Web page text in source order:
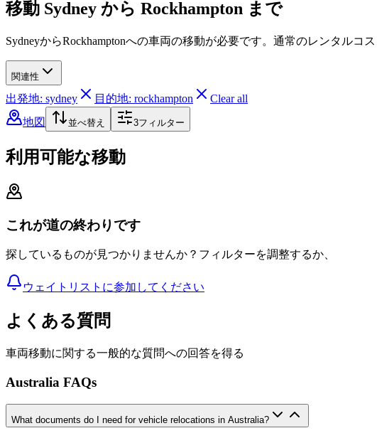
移動 Sydney から Rockhampton まで
SydneyからRockhamptonへの車両の移動が必要です。通常のレンタルコ
関連性
出発地: sydney 目的地: rockhampton
Clear all
地図
並べ替え 3フィルター
利用可能な移動
これが道の終わりです
探しているものが見つかりませんか？フィルターを調整するか、
ウェイトリストに参加してください
よくある質問
車両移動に関する一般的な質問への回答を得る
Australia FAQs
What documents do I need for vehicle relocations in Australia?